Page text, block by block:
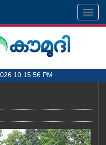
10:15:56 PM